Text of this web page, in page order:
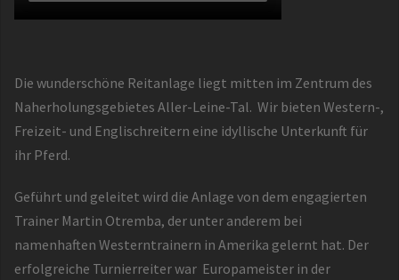
Die wunderschöne Reitanlage liegt mitten im Zentrum des
Naherholungsgebietes Aller-Leine-Tal. Wir bieten Western-,
Freizeit- und Englischreitern eine idyllische Unterkunft für
ihr Pferd.
Geführt und geleitet wird die Anlage von dem engagierten
Trainer Martin Otremba, der unter anderem bei
namenhaften Westerntrainern in Amerika gelernt hat. Der
erfolgreiche Turnierreiter war Europameister in der